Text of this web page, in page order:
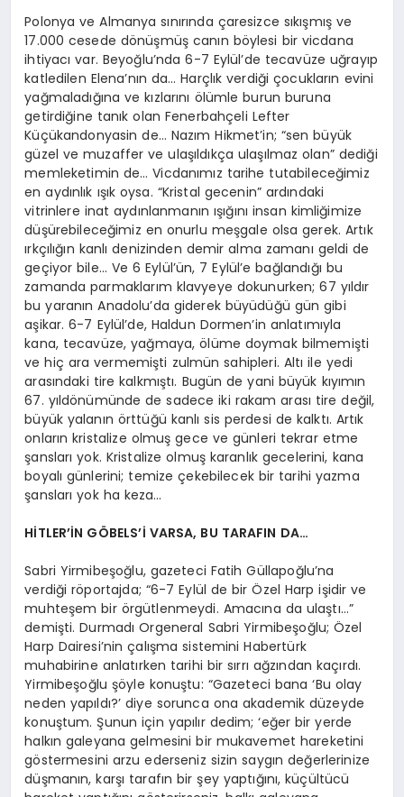
Polonya ve Almanya sınırında çaresizce sıkışmış ve
17.000 cesede dönüşmüş canın böylesi bir vicdana
ihtiyacı var. Beyoğlu’nda 6-7 Eylül’de tecavüze uğrayıp
katledilen Elena’nın da… Harçlık verdiği çocukların evini
yağmaladığına ve kızlarını ölümle burun buruna
getirdiğine tanık olan Fenerbahçeli Lefter
Küçükandonyasin de… Nazım Hikmet’in; “sen büyük
güzel ve muzaffer ve ulaşıldıkça ulaşılmaz olan” dediği
memleketimin de… Vicdanımız tarihe tutabileceğimiz
en aydınlık ışık oysa. “Kristal gecenin” ardındaki
vitrinlere inat aydınlanmanın ışığını insan kimliğimize
düşürebileceğimiz en onurlu meşgale olsa gerek. Artık
ırkçılığın kanlı denizinden demir alma zamanı geldi de
geçiyor bile… Ve 6 Eylül’ün, 7 Eylül’e bağlandığı bu
zamanda parmaklarım klavyeye dokunurken; 67 yıldır
bu yaranın Anadolu’da giderek büyüdüğü gün gibi
aşikar. 6-7 Eylül’de, Haldun Dormen’in anlatımıyla
kana, tecavüze, yağmaya, ölüme doymak bilmemişti
ve hiç ara vermemişti zulmün sahipleri. Altı ile yedi
arasındaki tire kalkmıştı. Bugün de yani büyük kıyımın
67. yıldönümünde de sadece iki rakam arası tire değil,
büyük yalanın örttüğü kanlı sis perdesi de kalktı. Artık
onların kristalize olmuş gece ve günleri tekrar etme
şansları yok. Kristalize olmuş karanlık gecelerini, kana
boyalı günlerini; temize çekebilecek bir tarihi yazma
şansları yok ha keza…
HİTLER’İN GÖBELS’İ VARSA, BU TARAFIN DA…
Sabri Yirmibeşoğlu, gazeteci Fatih Güllapoğlu’na
verdiği röportajda; “6-7 Eylül de bir Özel Harp işidir ve
muhteşem bir örgütlenmeydi. Amacına da ulaştı…”
demişti. Durmadı Orgeneral Sabri Yirmibeşoğlu; Özel
Harp Dairesi’nin çalışma sistemini Habertürk
muhabirine anlatırken tarihi bir sırrı ağzından kaçırdı.
Yirmibeşoğlu şöyle konuştu: “Gazeteci bana ‘Bu olay
neden yapıldı?’ diye sorunca ona akademik düzeyde
konuştum. Şunun için yapılır dedim; ‘eğer bir yerde
halkın galeyana gelmesini bir mukavemet hareketini
göstermesini arzu ederseniz sizin saygın değerlerinize
düşmanın, karşı tarafın bir şey yaptığını, küçültücü